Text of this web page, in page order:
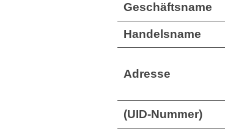
Geschäftsname
Handelsname
Adresse
(UID-Nummer)